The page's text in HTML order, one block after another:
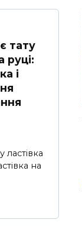
тату
руці:
і
ластівка
на